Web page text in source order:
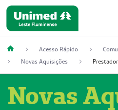
Acesso Rápido
Novas Aquisições
Novas